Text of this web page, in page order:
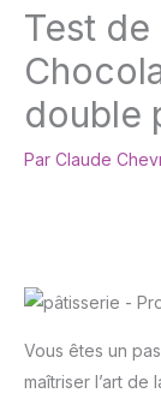
Test
double
Par Claude
Vous êtes un
maîtriser l’art